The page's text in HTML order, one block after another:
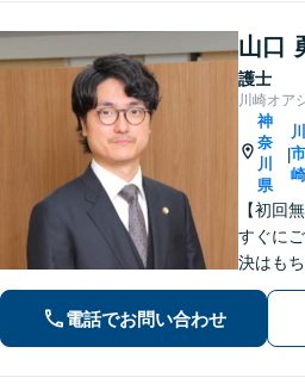
山口
護士
川崎オア
神
奈
川
県
|
【初回
すぐに
決はも
まで徹
げる「
脚」の
電話でお問い合わせ